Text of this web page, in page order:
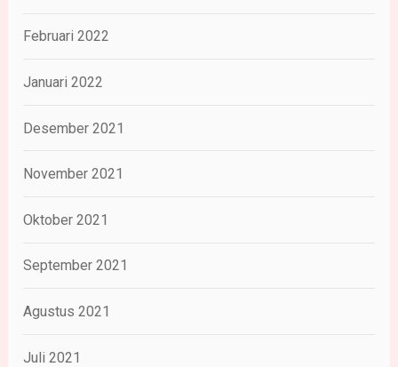
Februari 2022
Januari 2022
Desember 2021
November 2021
Oktober 2021
September 2021
Agustus 2021
Juli 2021